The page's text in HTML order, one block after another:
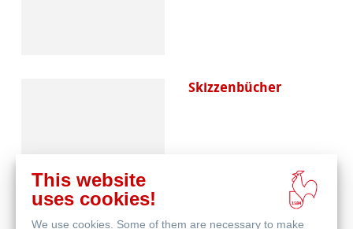
Skizzenbücher
This website
uses cookies!
We use cookies. Some of them are necessary to make